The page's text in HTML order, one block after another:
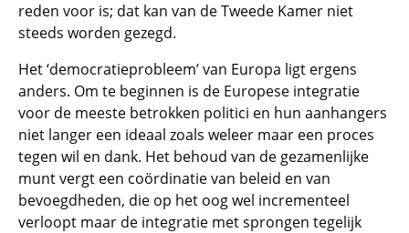
reden voor is; dat kan van de Tweede Kamer niet
steeds worden gezegd.
Het ‘democratieprobleem’ van Europa ligt ergens
anders. Om te beginnen is de Europese integratie
voor de meeste betrokken politici en hun aanhangers
niet langer een ideaal zoals weleer maar een proces
tegen wil en dank. Het behoud van de gezamenlijke
munt vergt een coördinatie van beleid en van
bevoegdheden, die op het oog wel incrementeel
verloopt maar de integratie met sprongen tegelijk